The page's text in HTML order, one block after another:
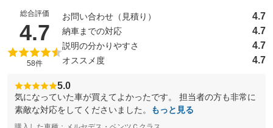
総合評価
4.7 （5点満点中）
58件
お問い合わせ（見積り） 4.7
納車までの対応 4.7
説明の分かりやすさ 4.7
オススメ度 4.7
5.0
気になっていた車が買えてよかったです。 担当者の方も非常に
素敵な対応をしてくださいました。
もっと見る